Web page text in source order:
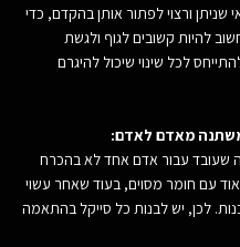
שניתן ורצוי לפתור אותן בהקדם, כדי
להיות קשובים לגוף ולגשת
לכל שינוי שיכול להיגרם
שעובד עבור אדם אחד לא בהכרח
עם חומר מסוים, בעוד שאחר עשוי
לכן, יש לבנות כל סייקל בהתאמה